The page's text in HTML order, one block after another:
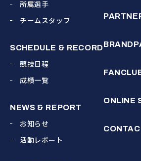
所属選手
チームスタッフ
SCHEDULE & RECORD
競技日程
成績一覧
NEWS & REPORT
お知らせ
活動レポート
ONLINE